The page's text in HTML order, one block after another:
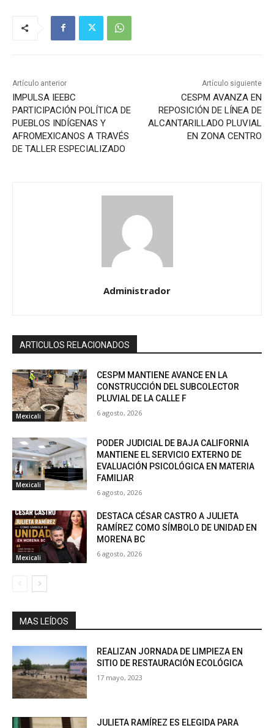
Artículo anterior
IMPULSA IEEBC
PARTICIPACIÓN POLÍTICA DE
PUEBLOS INDÍGENAS Y
AFROMEXICANOS A TRAVÉS
DE TALLER ESPECIALIZADO
Artículo siguiente
CESPM AVANZA EN
REPOSICIÓN DE LÍNEA DE
ALCANTARILLADO PLUVIAL
EN ZONA CENTRO
Administrador
ARTICULOS RELACIONADOS
Mexicali
CESPM MANTIENE AVANCE EN LA
CONSTRUCCIÓN DEL SUBCOLECTOR
PLUVIAL DE LA CALLE F
6 agosto, 2026
Mexicali
PODER JUDICIAL DE BAJA CALIFORNIA
MANTIENE EL SERVICIO EXTERNO DE
EVALUACIÓN PSICOLÓGICA EN MATERIA
FAMILIAR
6 agosto, 2026
Mexicali
DESTACA CÉSAR CASTRO A JULIETA
RAMÍREZ COMO SÍMBOLO DE UNIDAD EN
MORENA BC
6 agosto, 2026
MAS LEÍDOS
REALIZAN JORNADA DE LIMPIEZA EN
SITIO DE RESTAURACIÓN ECOLÓGICA
17 mayo, 2023
JULIETA RAMÍREZ ES ELEGIDA PARA